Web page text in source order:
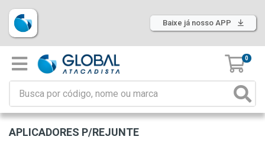
Baixe já nosso APP
0
APLICADORES P/REJUNTE